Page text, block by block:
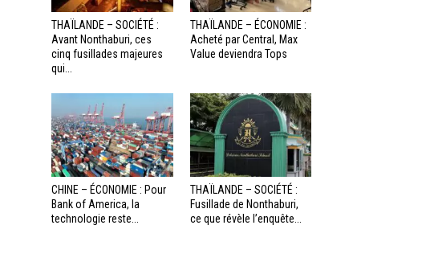
THAÏLANDE – SOCIÉTÉ :
Avant Nonthaburi, ces
cinq fusillades majeures
qui...
THAÏLANDE – ÉCONOMIE :
Acheté par Central, Max
Value deviendra Tops
CHINE – ÉCONOMIE : Pour
Bank of America, la
technologie reste...
THAÏLANDE – SOCIÉTÉ :
Fusillade de Nonthaburi,
ce que révèle l’enquête...